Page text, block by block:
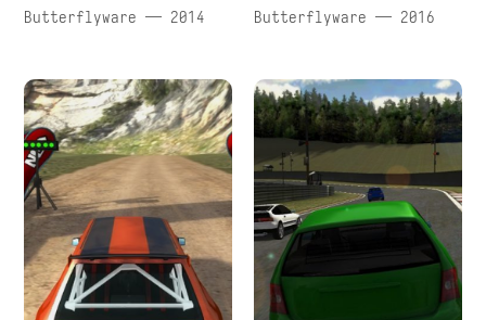
Butterflyware — 2014 Butterflyware — 2016